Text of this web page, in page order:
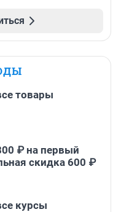
товары
₽ на первый
скидка 600 ₽
курсы